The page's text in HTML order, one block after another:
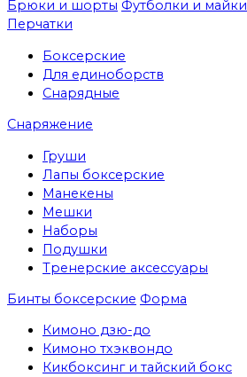
Брюки и шорты Футболки и майки
Перчатки
Боксерские
Для единоборств
Снарядные
Снаряжение
Груши
Лапы боксерские
Манекены
Мешки
Наборы
Подушки
Тренерские аксессуары
Бинты боксерские Форма
Кимоно дзю-до
Кимоно тхэквондо
Кикбоксинг и тайский бокс